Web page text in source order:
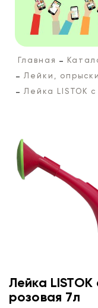
Главная
Лейки,
Лейка LISTOK
Лейка
розовая 7л